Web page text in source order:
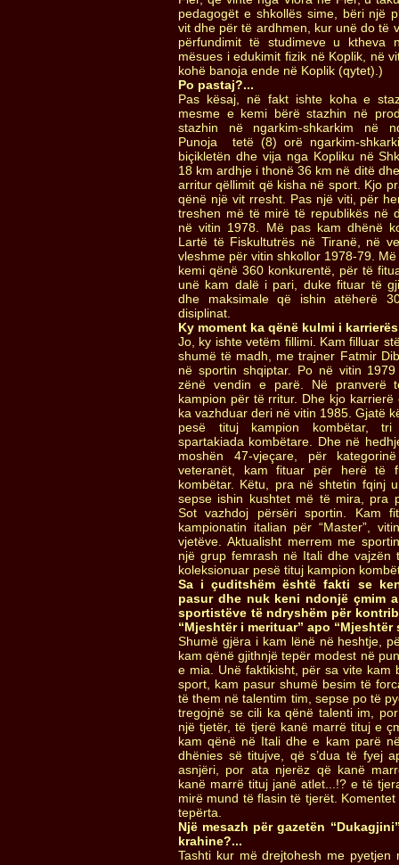
pedagogët e shkollës sime, bëri një
vit dhe për të ardhmen, kur unë do të
përfundimit të studimeve u ktheva
mësues i edukimit fizik në Koplik, në
kohë banoja ende në Koplik (qytet).)
Po pastaj?...
Pas kësaj, në fakt ishte koha e
mesme e kemi bërë stazhin në
stazhin në ngarkim-shkarkim në
Punoja tetë (8) orë ngarkim-
biçikletën dhe vija nga Kopliku në
18 km ardhje i thonë 36 km në ditë
arritur qëllimit që kisha në sport. Kjo
qënë një vit rresht. Pas një viti, për
treshen më të mirë të republikës në
në vitin 1978. Më pas kam dhënë
Lartë të Fiskultutrës në Tiranë, në
vleshme për vitin shkollor 1978-79.
kemi qënë 360 konkurentë, për të
unë kam dalë i pari, duke fituar të
dhe maksimale që ishin atëherë
disiplinat.
Ky moment ka qënë kulmi i
Jo, ky ishte vetëm fillimi. Kam filluar
shumë të madh, me trajner Fatmir
në sportin shqiptar. Po në vitin
zënë vendin e parë. Në pranverë
kampion për të rritur. Dhe kjo
ka vazhduar deri në vitin 1985. Gjatë
pesë tituj kampion kombëtar,
spartakiada kombëtare. Dhe në
moshën 47-vjeçare, për
veteranët, kam fituar për herë të
kombëtar. Këtu, pra në shtetin fqinj
sepse ishin kushtet më të mira, pra
Sot vazhdoj përsëri sportin. Kam
kampionatin italian për “Master”,
vjetëve. Aktualisht merrem me
një grup femrash në Itali dhe vajzën
koleksionuar pesë tituj kampion
Sa i çuditshëm është fakti se
pasur dhe nuk keni ndonjë
sportistëve të ndryshëm për
“Mjeshtër i merituar” apo “Mjeshtër
Shumë gjëra i kam lënë në heshtje,
kam qënë gjithnjë tepër modest në
e mia. Unë faktikisht, për sa vite kam
sport, kam pasur shumë besim të
të them në talentim tim, sepse po të
tregojnë se cili ka qënë talenti im,
një tjetër, të tjerë kanë marrë tituj e
kam qënë në Itali dhe e kam parë
dhënies së titujve, që s’dua të fyej
asnjëri, por ata njerëz që kanë
kanë marrë tituj janë atlet...!? e të
mirë mund të flasin të tjerët.
tepërta.
Një mesazh për gazetën
krahine?...
Tashti kur më drejtohesh me pyetjen